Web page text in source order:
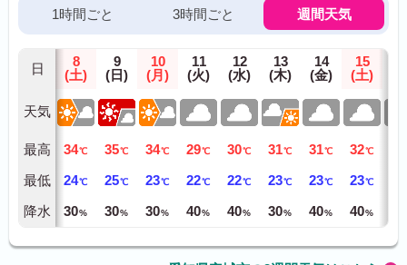
1時間ごと 3時間ごと 週間天気
日
天気
最高
最低
降水
8
(土)
34℃
24℃
30%
9
(日)
35℃
25℃
30%
10
(月)
34℃
23℃
30%
11
(火)
29℃
22℃
40%
12
(水)
30℃
22℃
40%
13
(木)
31℃
23℃
30%
14
(金)
31℃
23℃
40%
15
(土)
32℃
23℃
40%